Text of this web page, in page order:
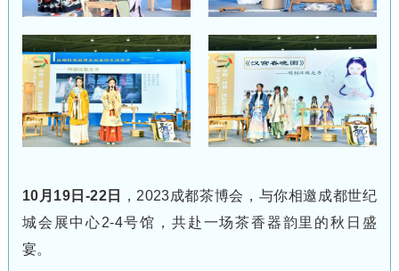
10月19日-22日
，2023成都茶博会，与你相邀成都世纪
城会展中心2-4号馆，共赴一场茶香器韵里的秋日盛
宴。